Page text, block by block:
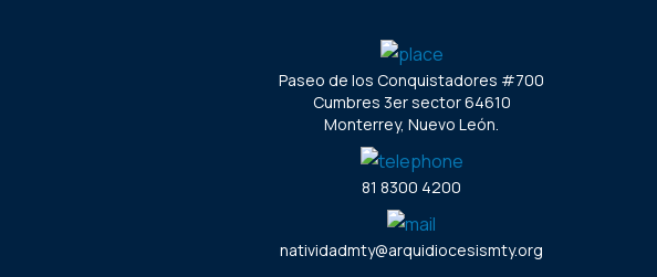
Paseo de los Conquistadores #700
Cumbres 3er sector 64610
Monterrey, Nuevo León.
81 8300 4200
natividadmty@arquidiocesismty.org